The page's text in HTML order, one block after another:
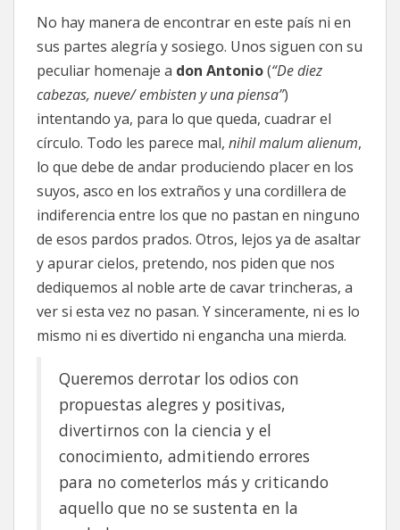
No hay manera de encontrar en este país ni en
sus partes alegría y sosiego. Unos siguen con su
peculiar homenaje a don Antonio(“De diez
cabezas, nueve/ embisten y una piensa”)
intentando ya, para lo que queda, cuadrar el
círculo. Todo les parece mal, nihil malum alienum,
lo que debe de andar produciendo placer en los
suyos, asco en los extraños y una cordillera de
indiferencia entre los que no pastan en ninguno
de esos pardos prados. Otros, lejos ya de asaltar
y apurar cielos, pretendo, nos piden que nos
dediquemos al noble arte de cavar trincheras, a
ver si esta vez no pasan. Y sinceramente, ni es lo
mismo ni es divertido ni engancha una mierda.
Queremos derrotar los odios con
propuestas alegres y positivas,
divertirnos con la ciencia y el
conocimiento, admitiendo errores
para no cometerlos más y criticando
aquello que no se sustenta en la